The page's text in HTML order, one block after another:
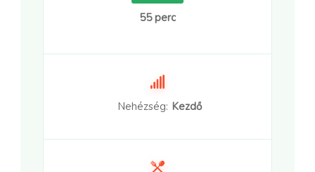
55 perc
Nehézség: Kezdő